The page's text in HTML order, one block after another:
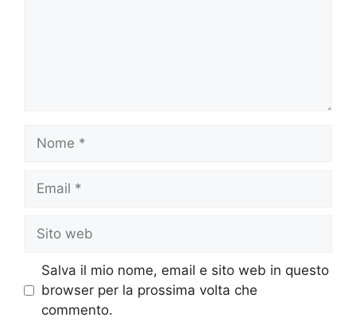
Nome
Email
Sito
web
Salva il mio nome, email e sito web in questo
browser per la prossima volta che
commento.